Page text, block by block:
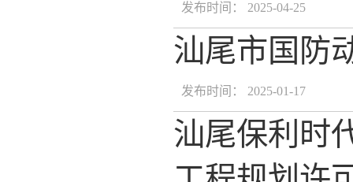
发布时间： 2025-04-25
汕尾市国防
发布时间： 2025-01-17
汕尾保利时